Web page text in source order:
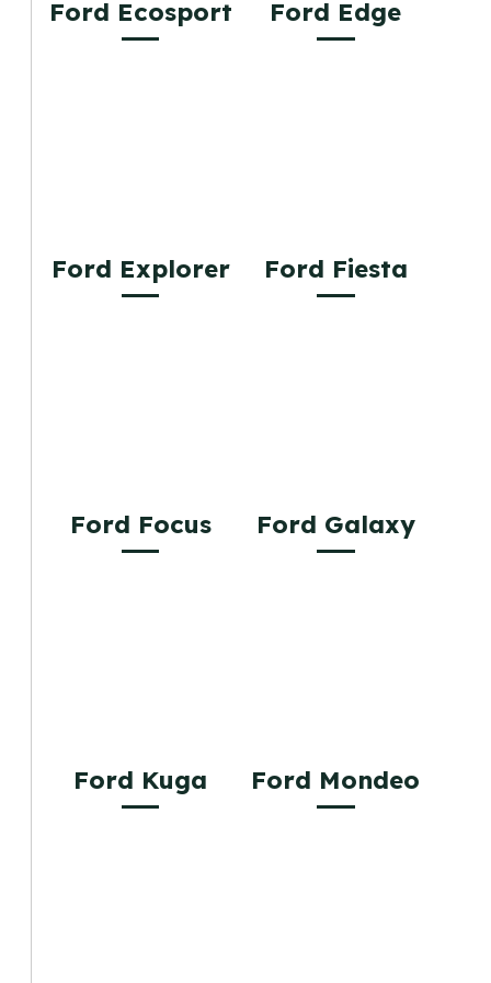
Ford Ecosport Ford Edge
Ford Explorer Ford Fiesta
Ford Focus Ford Galaxy
Ford Kuga Ford Mondeo